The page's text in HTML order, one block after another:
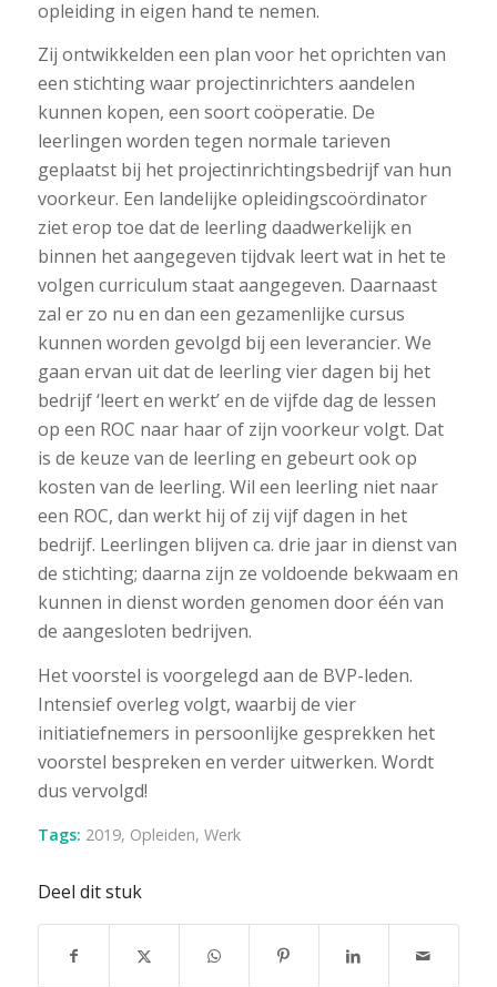
opleiding in eigen hand te nemen.
Zij ontwikkelden een plan voor het oprichten van
een stichting waar projectinrichters aandelen
kunnen kopen, een soort coöperatie. De
leerlingen worden tegen normale tarieven
geplaatst bij het projectinrichtingsbedrijf van hun
voorkeur. Een landelijke opleidingscoördinator
ziet erop toe dat de leerling daadwerkelijk en
binnen het aangegeven tijdvak leert wat in het te
volgen curriculum staat aangegeven. Daarnaast
zal er zo nu en dan een gezamenlijke cursus
kunnen worden gevolgd bij een leverancier. We
gaan ervan uit dat de leerling vier dagen bij het
bedrijf ‘leert en werkt’ en de vijfde dag de lessen
op een ROC naar haar of zijn voorkeur volgt. Dat
is de keuze van de leerling en gebeurt ook op
kosten van de leerling. Wil een leerling niet naar
een ROC, dan werkt hij of zij vijf dagen in het
bedrijf. Leerlingen blijven ca. drie jaar in dienst van
de stichting; daarna zijn ze voldoende bekwaam en
kunnen in dienst worden genomen door één van
de aangesloten bedrijven.
Het voorstel is voorgelegd aan de BVP-leden.
Intensief overleg volgt, waarbij de vier
initiatiefnemers in persoonlijke gesprekken het
voorstel bespreken en verder uitwerken. Wordt
dus vervolgd!
Tags: 2019, Opleiden, Werk
Deel dit stuk